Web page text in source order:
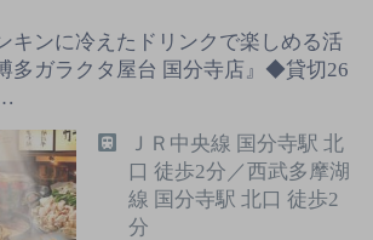
キンに冷えたドリンクで楽しめる活
多ガラクタ屋台 国分寺店』◆貸切26
ＪＲ中央線 国分寺駅 北
口 徒歩2分／西武多摩湖
線 国分寺駅 北口 徒歩2
分